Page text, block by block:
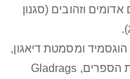
בכ־800 כדורים אדומים וזהובים (סגנון
ומסמטת דיאגון,
כגון: אוליבנדרס יצרני השרביטים, חנות הספרים, Gladrags